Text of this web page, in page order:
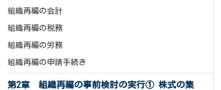
組織再編の会計
組織再編の税務
組織再編の労務
組織再編の申請手続き
第2章 組織再編の事前検討の実行① 株式の集